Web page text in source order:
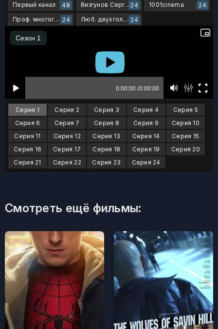
Первый канал 48 Визгунов Сергей24 1001cinema
24
Проф. многоголосый 24 Люб. двухголосый 24
Серия 1 Серия 2 Серия 3 Серия 4
Серия 5
Серия 6
Серия 7 Серия 8 Серия 9
Серия 10
Серия 11
Серия 12 Серия 13 Серия 14
Серия 15
Серия 16
Серия 17 Серия 18 Серия 19
Серия 20
Серия 21
Серия 22 Серия 23 Серия 24
Смотреть ещё фильмы: